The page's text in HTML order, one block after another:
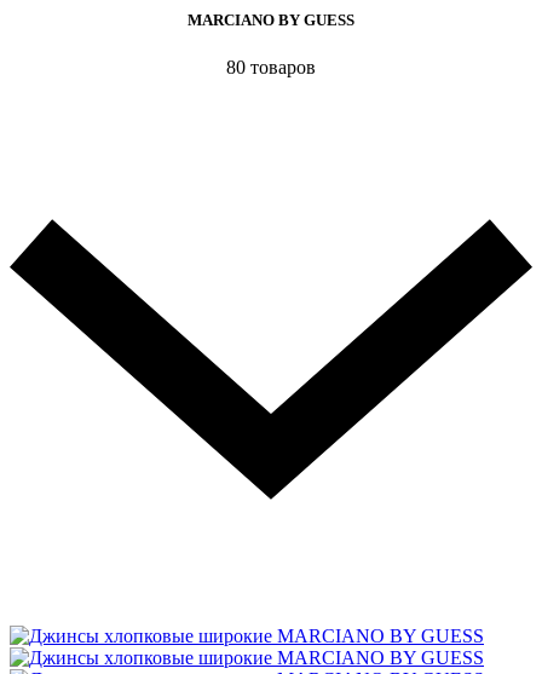
MARCIANO BY GUESS
80 товаров